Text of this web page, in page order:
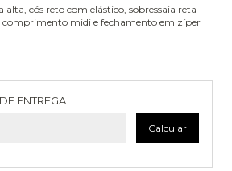
cós reto com elástico, sobressaia reta
midi e fechamento em zíper
ENTREGA
Calcular